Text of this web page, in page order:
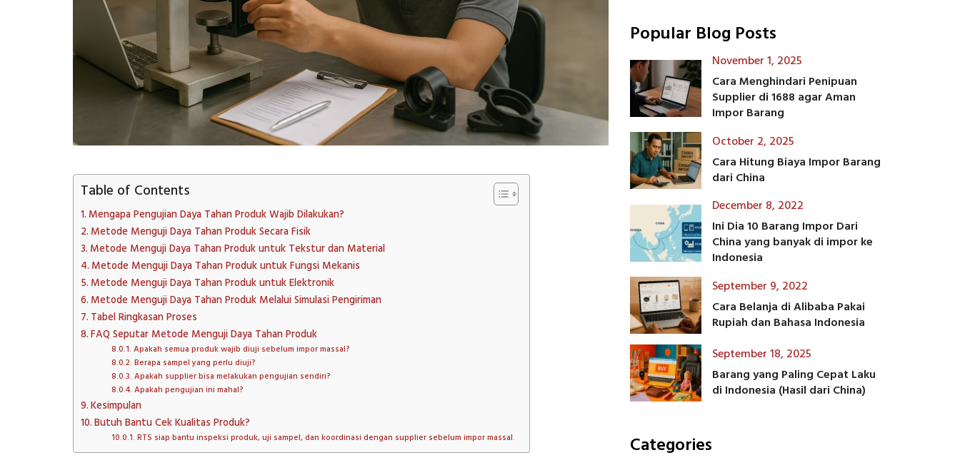
Table of Contents
Mengapa Pengujian Daya Tahan Produk Wajib Dilakukan?
Metode Menguji Daya Tahan Produk Secara Fisik
Metode Menguji Daya Tahan Produk untuk Tekstur dan Material
Metode Menguji Daya Tahan Produk untuk Fungsi Mekanis
Metode Menguji Daya Tahan Produk untuk Elektronik
Metode Menguji Daya Tahan Produk Melalui Simulasi Pengiriman
Tabel Ringkasan Proses
FAQ Seputar Metode Menguji Daya Tahan Produk
Apakah semua produk wajib diuji sebelum impor massal?
Berapa sampel yang perlu diuji?
Apakah supplier bisa melakukan pengujian sendiri?
Apakah pengujian ini mahal?
Kesimpulan
Butuh Bantu Cek Kualitas Produk?
RTS siap bantu inspeksi produk, uji sampel, dan koordinasi dengan supplier sebelum impor massal.
Popular Blog Posts
November 1, 2025
Cara Menghindari Penipuan
Supplier di 1688 agar Aman
Impor Barang
October 2, 2025
Cara Hitung Biaya Impor Barang
dari China
December 8, 2022
Ini Dia 10 Barang Impor Dari
China yang banyak di impor ke
Indonesia
September 9, 2022
Cara Belanja di Alibaba Pakai
Rupiah dan Bahasa Indonesia
September 18, 2025
Barang yang Paling Cepat Laku
di Indonesia (Hasil dari China)
Categories